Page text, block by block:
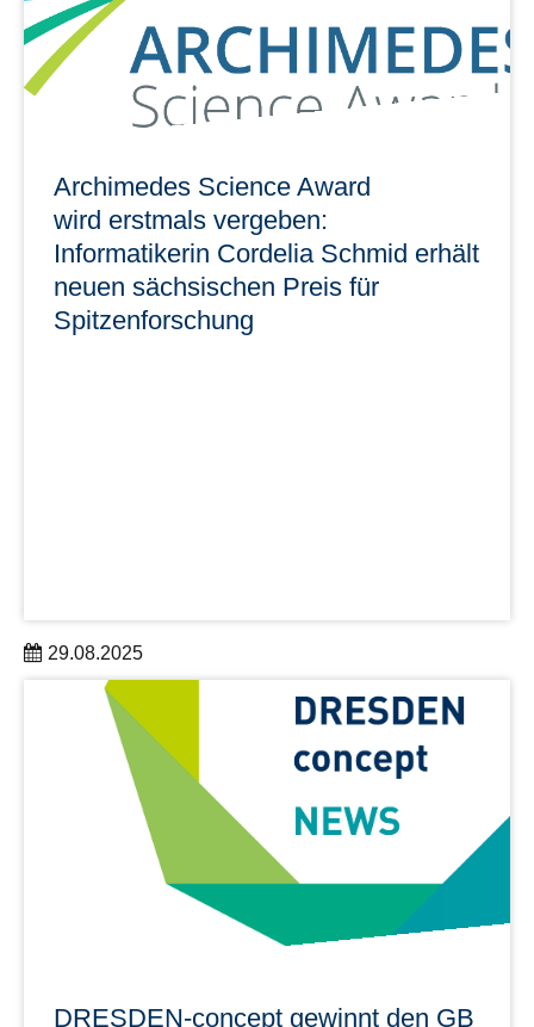
Archimedes Science Award
wird erstmals vergeben:
Informatikerin Cordelia Schmid erhält
neuen sächsischen Preis für
Spitzenfor­schung
29.08.2025
Im Rahmen der Wissenschaftskonferenz „Building
Bridges“ (11.-12. September) wird in Dresden erstmals
der mit 50.000 Euro dotierte Archimedes Science Award
mehr erfahren
DRESDEN-concept gewinnt den GB